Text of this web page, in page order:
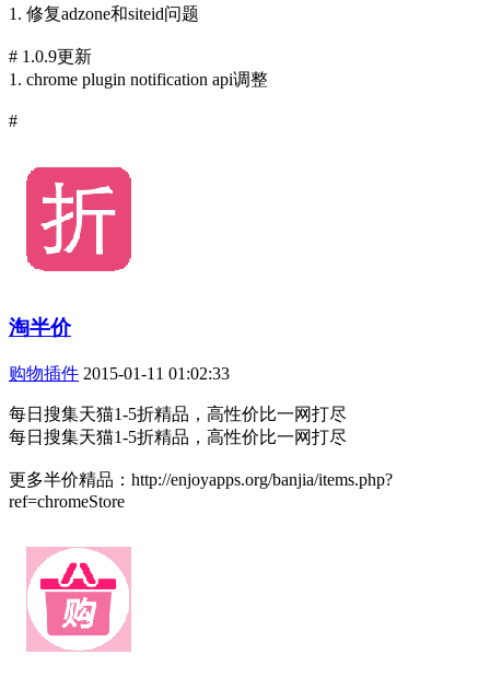
1. 修复adzone和siteid问题
# 1.0.9更新
1. chrome plugin notification api调整
#
淘半价
购物插件 2015-01-11 01:02:33
每日搜集天猫1-5折精品，高性价比一网打尽
每日搜集天猫1-5折精品，高性价比一网打尽
更多半价精品：http://enjoyapps.org/banjia/items.php?
ref=chromeStore